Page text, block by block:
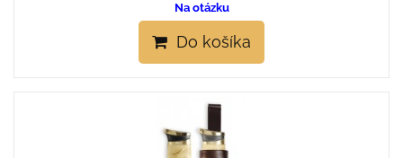
Na otázku
Do košíka